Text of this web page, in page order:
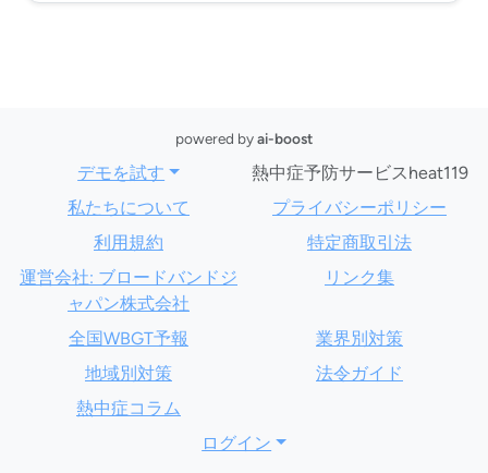
powered byai-boost
デモを試す
熱中症予防サービスheat119
私たちについて
プライバシーポリシー
利用規約
特定商取引法
運営会社: ブロードバンドジ
ャパン株式会社
リンク集
全国WBGT予報
業界別対策
地域別対策
法令ガイド
熱中症コラム
ログイン